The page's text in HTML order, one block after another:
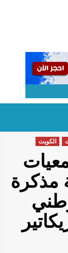
الكويت
مذكرة